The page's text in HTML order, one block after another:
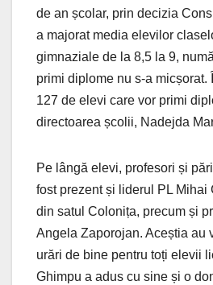
de an școlar, prin decizia
a majorat media elevilor
gimnaziale de la 8,5 la 9,
primi diplome nu s-a micșorat.
127 de elevi care vor primi
directoarea școlii, Nadejda
Pe lângă elevi, profesori și
fost prezent și liderul PL Mihai
din satul Colonița, precum și
Angela Zaporojan. Aceștia au
urări de bine pentru toți elevii
Ghimpu a adus cu sine și o